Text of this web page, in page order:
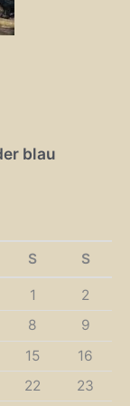
blau
S S
1
2
8
9
15
16
22
23